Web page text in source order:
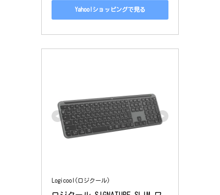
Yahoo!ショッピングで見る
Logicool(ロジクール)